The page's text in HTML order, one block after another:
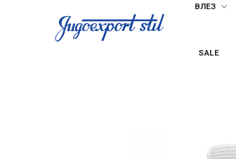
ВЛЕЗ
SALE